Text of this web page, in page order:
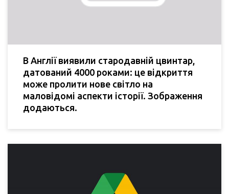
В Англії виявили стародавній цвинтар,
датований 4000 роками: це відкриття
може пролити нове світло на
маловідомі аспекти історії. Зображення
додаються.